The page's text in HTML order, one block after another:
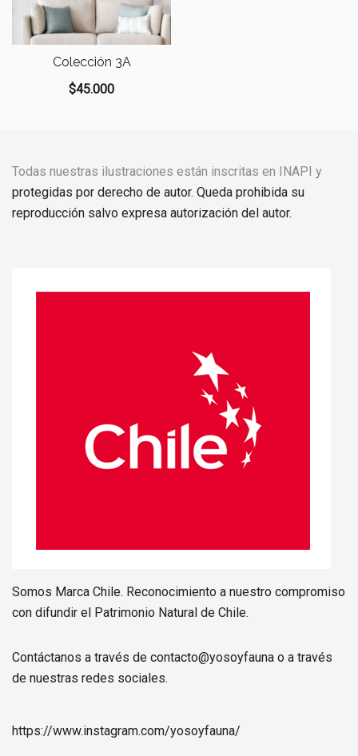
Colección 3A
$45.000
Todas nuestras ilustraciones están inscritas en INAPI y
protegidas por derecho de autor. Queda prohibida su
reproducción salvo expresa autorización del autor.
Somos Marca Chile. Reconocimiento a nuestro compromiso
con difundir el Patrimonio Natural de Chile.
Contáctanos a través de contacto@yosoyfauna o a través
de nuestras redes sociales.
https://www.instagram.com/yosoyfauna/